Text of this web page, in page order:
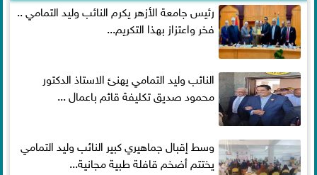
رئيس جامعة الأزهر يكرم النائب وليد التمامي ..
فخر واعتزاز بهذا التكريم...
النائب وليد التمامي يهنئ الاستاذ الدكتور
محمود صديق تكليفة قائم باعمال ...
وسط إقبال جماهيري كبير النائب وليد التمامي
يختتم أضخم قافلة طبية مجانية...